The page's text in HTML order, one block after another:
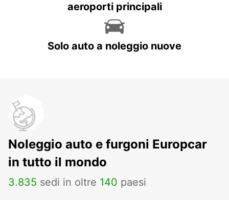
aeroporti principali
Solo auto a noleggio nuove
Noleggio auto e furgoni Europcar
in tutto il mondo
3.835 sedi in oltre 140 paesi